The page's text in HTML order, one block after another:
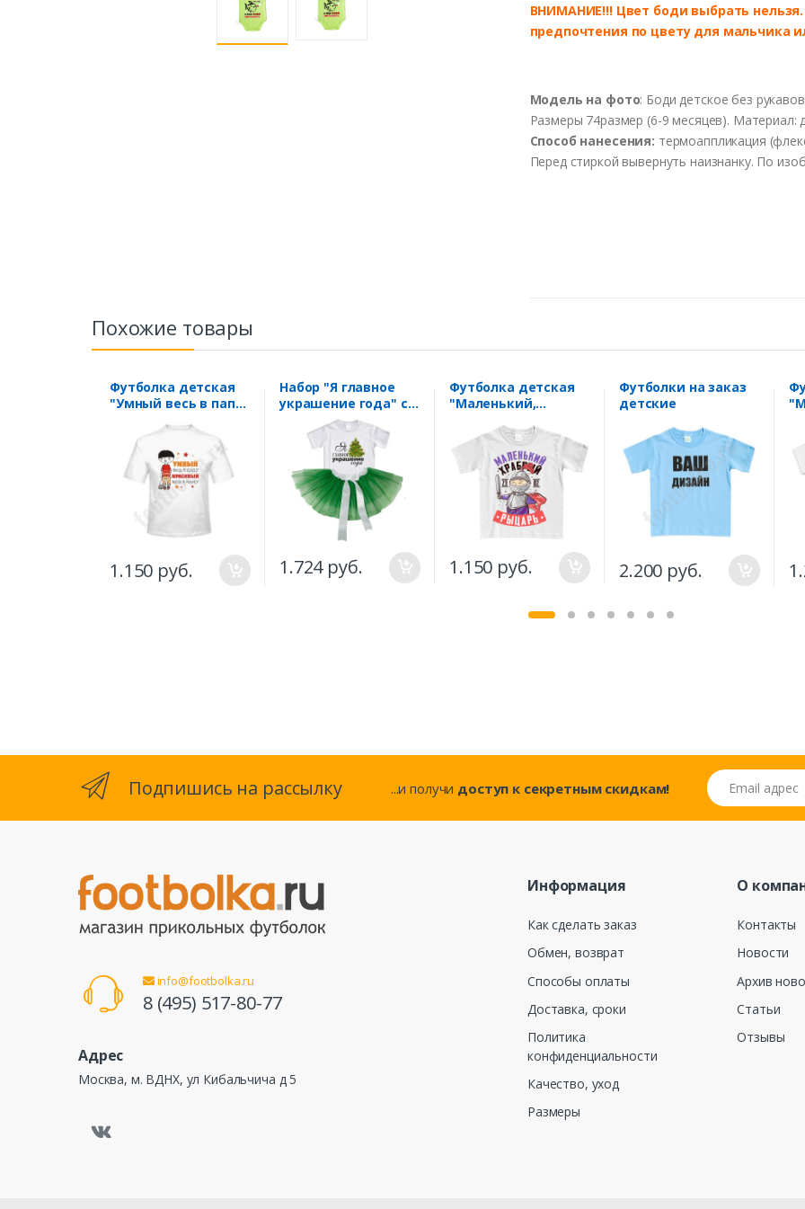
ВНИМАНИЕ!!! Цвет боди выбрать
предпочтения по цвету для мальчика
Модель на фото: Боди детское без
Размеры 74размер (6-9 месяцев). Материал:
Способ нанесения: термоаппликация
Перед стиркой вывернуть наизнанку. По
Похожие товары
Футболка детская
"Умный весь в папу.
маму"
1.150 руб.
Набор "Я главное
украшение года" с
зеленой юбкой
1.724 руб.
Футболка детская
"Маленький,
февраля
1.150 руб.
Футболки на заказ
детские
2.200 руб.
Подпишись на рассылку ...и получи доступ к секретным скидкам!
Email адрес
info@footbolka.ru
8 (495) 517-80-77
Адрес
Москва, м. ВДНХ, ул Кибальчича д 5
Информация
Как сделать заказ
Обмен, возврат
Способы оплаты
Доставка, сроки
Политика
конфиденциальности
Качество, уход
Размеры
О
Контакты
Новости
Архив
Статьи
Отзывы